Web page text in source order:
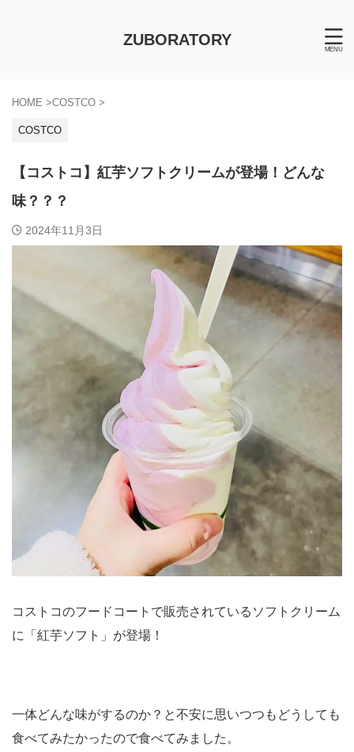
ZUBORATORY
HOME >COSTCO >
COSTCO
【コストコ】紅芋ソフトクリームが登場！どんな
味？？？
2024年11月3日
コストコのフードコートで販売されているソフトクリーム
に「紅芋ソフト」が登場！
一体どんな味がするのか？と不安に思いつつもどうしても
食べてみたかったので食べてみました。